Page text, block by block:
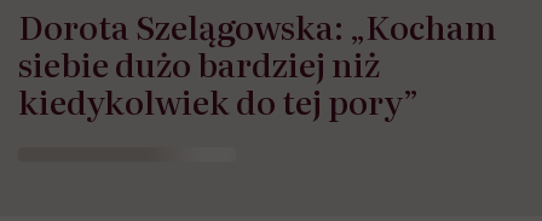
Dorota Szelągowska: „Kocham
siebie dużo bardziej niż
kiedykolwiek do tej pory”